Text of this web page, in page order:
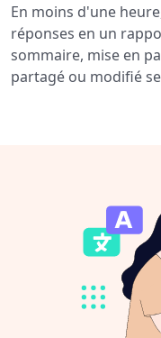
En moins d'une
réponses en un
sommaire, mise en
partagé ou modifié